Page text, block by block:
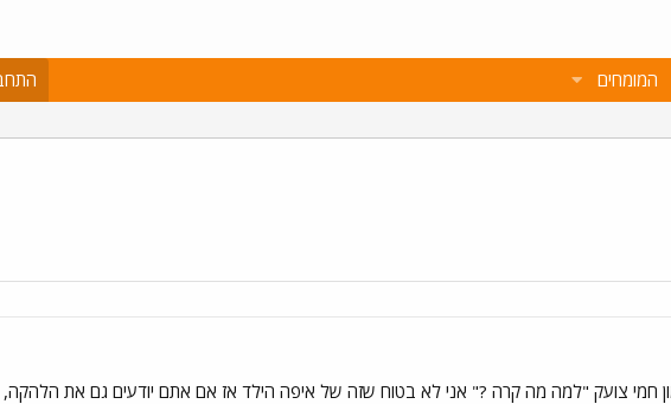
המומחים
חמי צועק "למה מה קרה ?" אני לא בטוח שזה של איפה הילד אז אם אתם יודעים גם את